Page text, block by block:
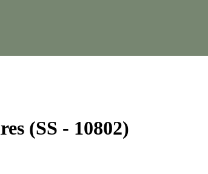
(SS - 10802)